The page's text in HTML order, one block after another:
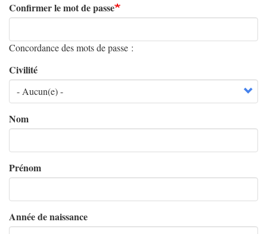
Confirmer le mot de passe
Concordance des mots de passe :
Civilité
Nom
Prénom
Année de naissance